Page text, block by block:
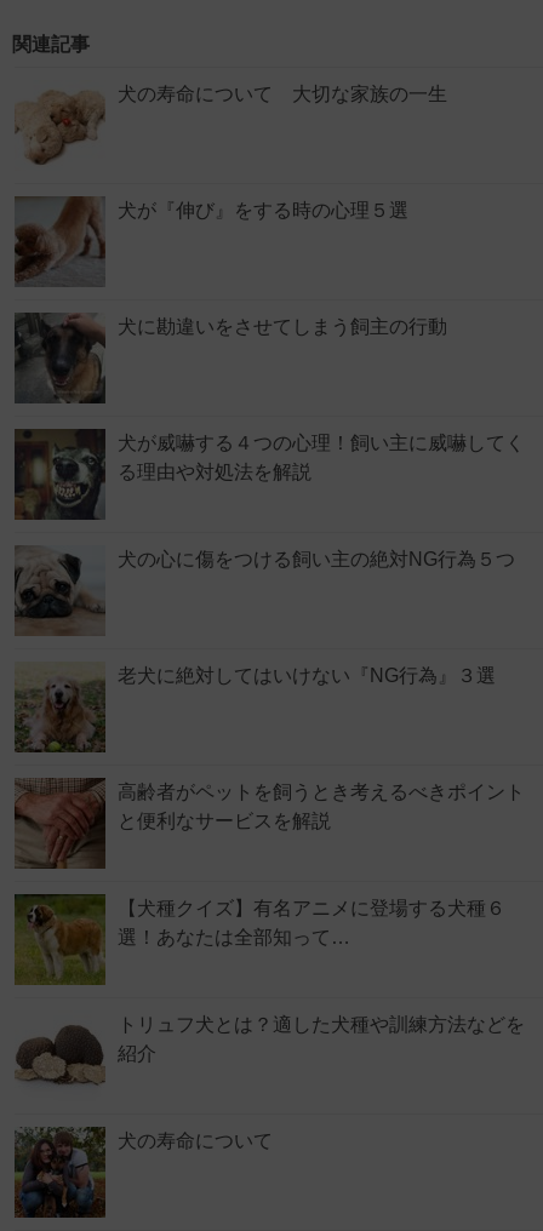
関連記事
犬の寿命について 大切な家族の一生
犬が『伸び』をする時の心理５選
犬に勘違いをさせてしまう飼主の行動
犬が威嚇する４つの心理！飼い主に威嚇してく
る理由や対処法を解説
犬の心に傷をつける飼い主の絶対NG行為５つ
老犬に絶対してはいけない『NG行為』３選
高齢者がペットを飼うとき考えるべきポイント
と便利なサービスを解説
【犬種クイズ】有名アニメに登場する犬種６
選！あなたは全部知って…
トリュフ犬とは？適した犬種や訓練方法などを
紹介
犬の寿命について